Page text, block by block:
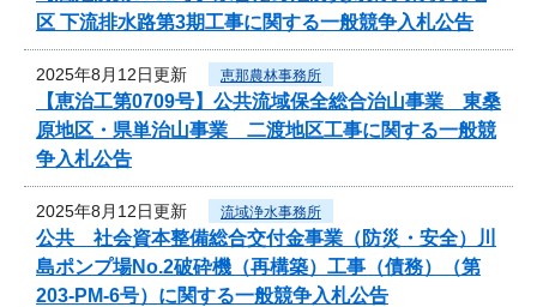
区 下流排水路第3期工事に関する一般競争入札公告
2025年8月12日更新 恵那農林事務所
【恵治工第0709号】公共流域保全総合治山事業 東桑
原地区・県単治山事業 二渡地区工事に関する一般競
争入札公告
2025年8月12日更新 流域浄水事務所
公共 社会資本整備総合交付金事業（防災・安全）川
島ポンプ場No.2破砕機（再構築）工事（債務）（第
203-PM-6号）に関する一般競争入札公告